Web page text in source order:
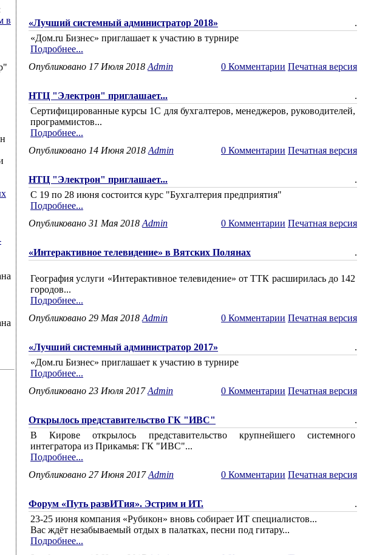
в
«Лучший системный администратор 2018»
.
«Дом.ru Бизнес» приглашает к участию в турнире
Подробнее...
0 Комментарии Печатная версия
Опубликовано 17 Июля 2018 Admin
НТЦ "Электрон" приглашает...
.
Сертифицированные курсы 1С для бухгалтеров, менеджеров, руководителей,
программистов...
Подробнее...
0 Комментарии Печатная версия
Опубликовано 14 Июня 2018 Admin
НТЦ "Электрон" приглашает...
.
С 19 по 28 июня состоится курс "Бухгалтерия предприятия"
Подробнее...
0 Комментарии Печатная версия
Опубликовано 31 Мая 2018 Admin
«Интерактивное телевидение» в Вятских Полянах .
География услуги «Интерактивное телевидение» от ТТК расширилась до 142
городов...
Подробнее...
0 Комментарии Печатная версия
Опубликовано 29 Мая 2018 Admin
«Лучший системный администратор 2017»
.
«Дом.ru Бизнес» приглашает к участию в турнире
Подробнее...
0 Комментарии Печатная версия
Опубликовано 23 Июля 2017Admin
Открылось представительство ГК "ИВС"
.
В Кирове открылось представительство крупнейшего системного
интегратора из Прикамья: ГК "ИВС"...
Подробнее...
0 Комментарии Печатная версия
Опубликовано 27 Июня 2017Admin
Форум «Путь развИТия». Эстрим и ИТ.
.
23-25 июня компания «Рубикон» вновь собирает ИТ специалистов...
Вас ждёт незабываемый отдых в палатках, песни под гитару...
Подробнее...